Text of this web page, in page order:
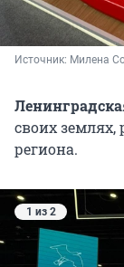
Источник: Милена
своих землях,
региона.
1 из 2